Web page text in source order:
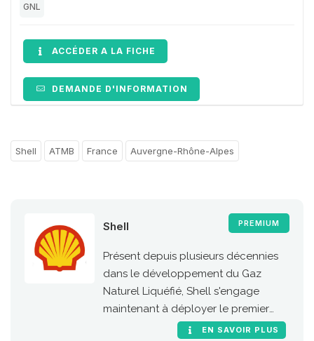
GNL
ACCÉDER A LA FICHE
DEMANDE D'INFORMATION
Shell ATMB France Auvergne-Rhône-Alpes
PREMIUM
Shell
Présent depuis plusieurs décennies
dans le développement du Gaz
Naturel Liquéfié, Shell s'engage
maintenant à déployer le premier
réseau européen de stations GNV le
EN SAVOIR PLUS